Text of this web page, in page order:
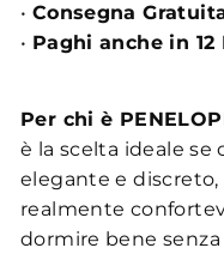
• Consegna
• Paghi anche in 12
Per chi è
è la scelta ideale
elegante e
realmente
dormire bene